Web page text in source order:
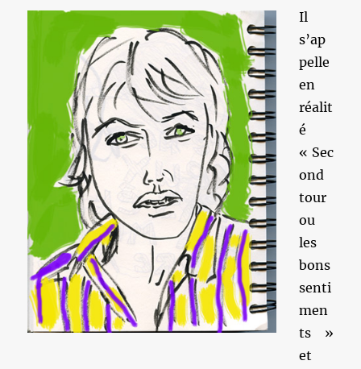
Il
s’ap
pelle
en
réalit
é
« Sec
ond
tour
ou
les
bons
senti
men
ts »
et